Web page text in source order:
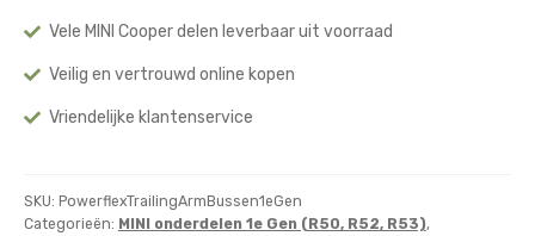
Vele MINI Cooper delen leverbaar uit voorraad
Veilig en vertrouwd online kopen
Vriendelijke klantenservice
SKU: PowerflexTrailingArmBussen1eGen
Categorieën: MINI onderdelen 1e Gen (R50, R52, R53),